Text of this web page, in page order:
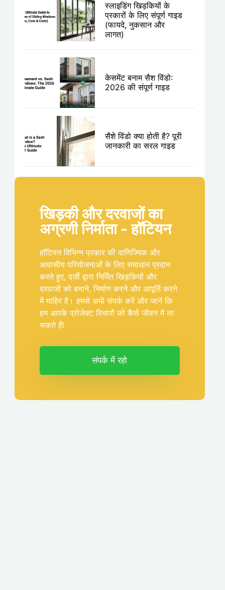
स्लाइडिंग खिड़कियों के
प्रकारों के लिए संपूर्ण गाइड
(फायदे, नुकसान और
लागत)
केसमेंट बनाम सैश विंडो:
2026 की संपूर्ण गाइड
सैशे विंडो क्या होती है? पूरी
जानकारी का सरल गाइड
खिड़की और दरवाजों का
अग्रणी निर्माता - हॉटियन
हॉटियन विभिन्न प्रकार की वाणिज्यिक और
आवासीय परियोजनाओं के लिए समाधान प्रदान
करते हुए, दर्जी द्वारा निर्मित खिड़कियों और
दरवाजों को बनाने, निर्माण करने और आपूर्ति करने
में माहिर है। हमसे अभी संपर्क करें और जानें कि
हम आपके प्रोजेक्ट विचारों को कैसे जीवन में ला
सकते हैं!
संपर्क में रहो